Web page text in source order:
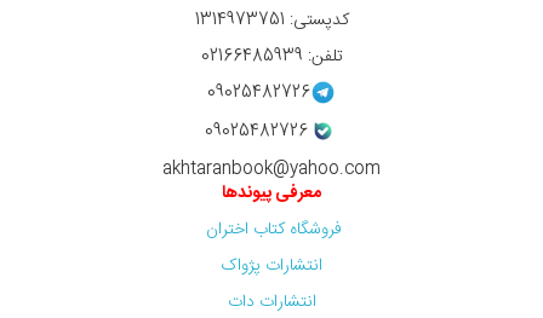
کدپستی: 1314973751
تلفن: 02166485939
09025482726
09025482726
akhtaranbook@yahoo.com
معرفی پیوندها
فروشگاه کتاب اختران
انتشارات پژواک
انتشارات دات